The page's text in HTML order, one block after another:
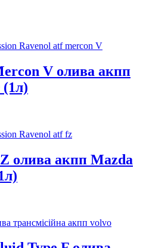
V олива акпп
(1л)
олива акпп Mazda